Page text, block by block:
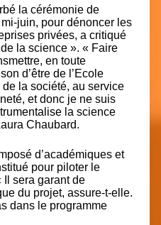
la cérémonie de
juin, pour dénoncer les
privées, a critiqué
la science ». « Faire
en toute
d’être de l’Ecole
la société, au service
et donc je ne suis
la science
Chaubard.
d’académiques et
pour piloter le
Il sera garant de
du projet, assure-t-elle.
dans le programme